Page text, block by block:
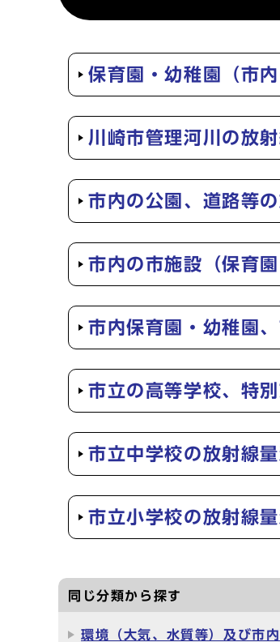
保育園・幼稚園（市
川崎市管理河川の放
市内の公園、道路等
市内の市施設（保育
市内保育園・幼稚園
市立の高等学校、特
市立中学校の放射線
市立小学校の放射線
同じ分類から探す
環境（大気、水質等）及び市